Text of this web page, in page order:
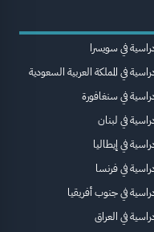
في سويسرا
في المملكة العربية السعودية
في سنغافورة
في لبنان
في إيطاليا
في فرنسا
في جنوب أفريقيا
في العراق